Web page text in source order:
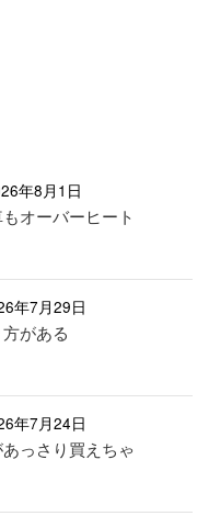
年8月1日
オーバーヒート
年7月29日
がある
年7月24日
っさり買えちゃ